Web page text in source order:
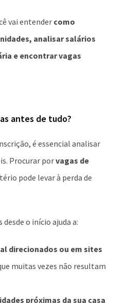
vai entender como
analisar salários
e encontrar vagas
antes de tudo?
é essencial analisar
Procurar porvagas de
pode levar à perda de
o início ajuda a:
direcionados ou em sites
muitas vezes não resultam
próximas da sua casa